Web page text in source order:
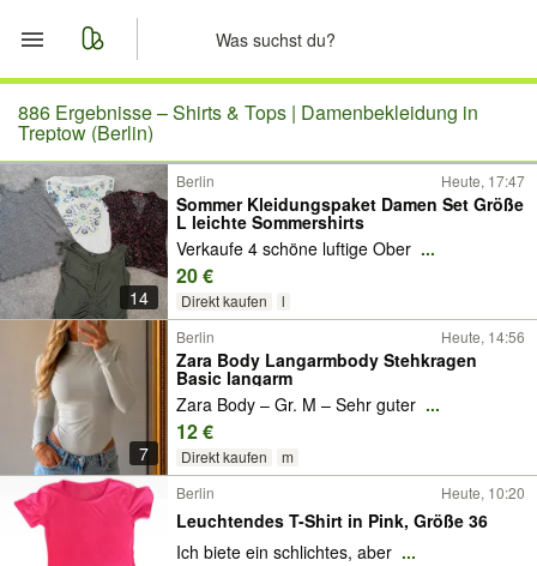
Start
Merkliste
Nachrichten
Anzeige aufgeben
886 Ergebnisse –Shirts & Tops | Damenbekleidung in
Treptow (Berlin)
14
Berlin Heute, 17:47
Sommer Kleidungspaket Damen Set Größe
L leichte Sommershirts
Verkaufe 4 schöne luftige Ober ...
20 €
Direkt kaufen l
7
Berlin Heute, 14:56
Zara Body Langarmbody Stehkragen
Basic langarm
Zara Body – Gr. M – Sehr guter ...
12 €
Direkt kaufen
m
Berlin
Heute, 10:20
Leuchtendes T-Shirt in Pink, Größe 36
Ich biete ein schlichtes, aber ...